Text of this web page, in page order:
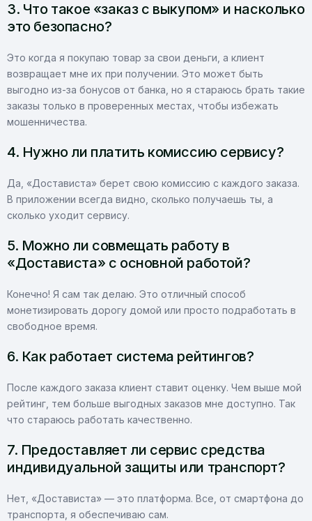
3. Что такое «заказ с выкупом» и насколько
это безопасно?
Это когда я покупаю товар за свои деньги, а клиент
возвращает мне их при получении. Это может быть
выгодно из-за бонусов от банка, но я стараюсь брать такие
заказы только в проверенных местах, чтобы избежать
мошенничества.
4. Нужно ли платить комиссию сервису?
Да, «Достависта» берет свою комиссию с каждого заказа.
В приложении всегда видно, сколько получаешь ты, а
сколько уходит сервису.
5. Можно ли совмещать работу в
«Достависта» с основной работой?
Конечно! Я сам так делаю. Это отличный способ
монетизировать дорогу домой или просто подработать в
свободное время.
6. Как работает система рейтингов?
После каждого заказа клиент ставит оценку. Чем выше мой
рейтинг, тем больше выгодных заказов мне доступно. Так
что стараюсь работать качественно.
7. Предоставляет ли сервис средства
индивидуальной защиты или транспорт?
Нет, «Достависта» — это платформа. Все, от смартфона до
транспорта, я обеспечиваю сам.